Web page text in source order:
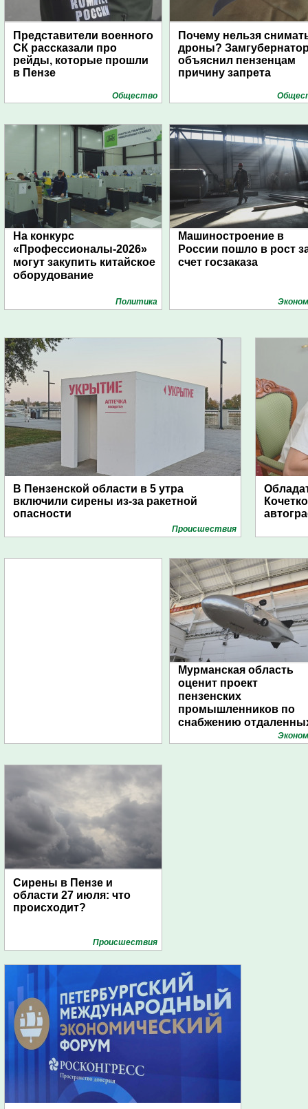
Представители военного
СК рассказали про
рейды, которые прошли
в Пензе
Общество
Почему нельзя
дроны?
объяснил пензенцам
причину запрета
На конкурс
«Профессионалы-2026»
могут закупить китайское
оборудование
Политика
Машиностроение в
России пошло в рост
счет госзаказа
В Пензенской области в 5 утра
включили сирены из-за ракетной
опасности
Проиcшествия
Мурманская область
оценит проект
пензенских
промышленников по
снабжению
поселений с помощью
Сирены в Пензе и
области 27 июля: что
происходит?
Проиcшествия